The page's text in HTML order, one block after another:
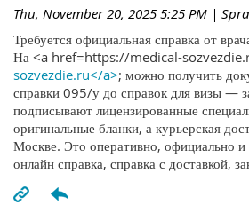
Thu, November 20, 2025 5:25 PM |
Требуется официальная справка от
На <a href=https://medical-
sozvezdie.ru</a>; можно получить
справки 095/у до справок для визы —
подписывают лицензированные
оригинальные бланки, а курьерская
Москве. Это оперативно, официально
онлайн справка, справка с доставкой,